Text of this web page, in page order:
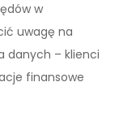
w
uwagę na
danych – klienci
finansowe